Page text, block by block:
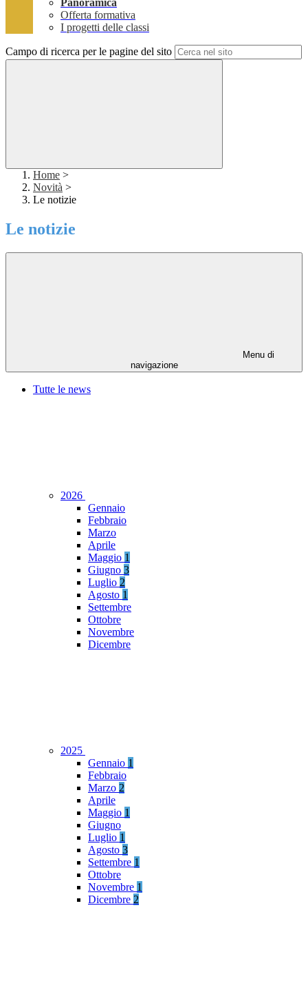
Panoramica
Offerta formativa
I progetti delle classi
Campo di ricerca per le pagine del sito
Home >
Novità >
Le notizie
Le notizie
Menu di
navigazione
Tutte le news
2026
Gennaio
Febbraio
Marzo
Aprile
Maggio 1
Giugno 3
Luglio 2
Agosto 1
Settembre
Ottobre
Novembre
Dicembre
2025
Gennaio 1
Febbraio
Marzo 2
Aprile
Maggio 1
Giugno
Luglio 1
Agosto 3
Settembre 1
Ottobre
Novembre 1
Dicembre 2